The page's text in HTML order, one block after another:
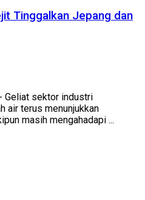
Tinggalkan Jepang dan
Geliat sektor industri
air terus menunjukkan
masih mengahadapi ...